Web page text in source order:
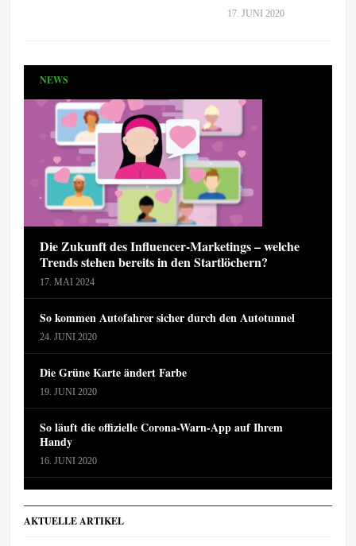
17. JUNI 2020
NEWS
Die Zukunft des Influencer-Marketings – welche
Trends stehen bereits in den Startlöchern?
17. MAI 2024
So kommen Autofahrer sicher durch den Autotunnel
24. JUNI 2020
Die Grüne Karte ändert Farbe
19. JUNI 2020
So läuft die offizielle Corona-Warn-App auf Ihrem
Handy
16. JUNI 2020
AKTUELLE ARTIKEL